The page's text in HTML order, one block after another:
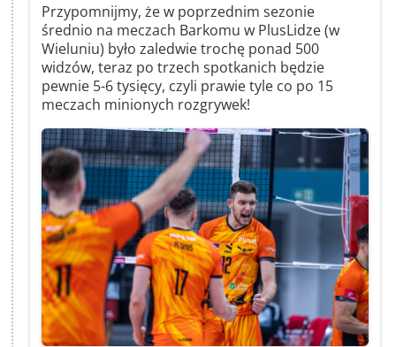
Przypomnijmy, że w poprzednim sezonie
średnio na meczach Barkomu w PlusLidze (w
Wieluniu) było zaledwie trochę ponad 500
widzów, teraz po trzech spotkanich będzie
pewnie 5-6 tysięcy, czyli prawie tyle co po 15
meczach minionych rozgrywek!